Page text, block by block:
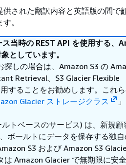
された翻訳内容と英語版の間で
。
当時の REST API を使用する、
としています。
しの場合は、Amazon S3 の
Retrieval、S3 Glacier Flexible
することをお勧めします。これ
Glacier ストレージクラス
トベースのサービス) は、新規顧
ボールトにデータを保存する独自
S3 および Amazon S3
Amazon Glacier で無期限に安